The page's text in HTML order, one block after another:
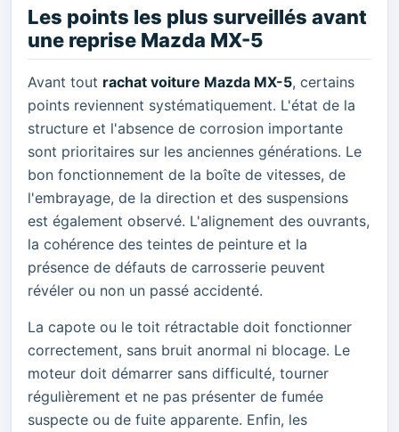
Les points les plus surveillés avant
une reprise Mazda MX-5
Avant tout rachat voiture Mazda MX-5, certains
points reviennent systématiquement. L'état de la
structure et l'absence de corrosion importante
sont prioritaires sur les anciennes générations. Le
bon fonctionnement de la boîte de vitesses, de
l'embrayage, de la direction et des suspensions
est également observé. L'alignement des ouvrants,
la cohérence des teintes de peinture et la
présence de défauts de carrosserie peuvent
révéler ou non un passé accidenté.
La capote ou le toit rétractable doit fonctionner
correctement, sans bruit anormal ni blocage. Le
moteur doit démarrer sans difficulté, tourner
régulièrement et ne pas présenter de fumée
suspecte ou de fuite apparente. Enfin, les